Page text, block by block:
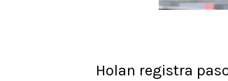
Holan registra